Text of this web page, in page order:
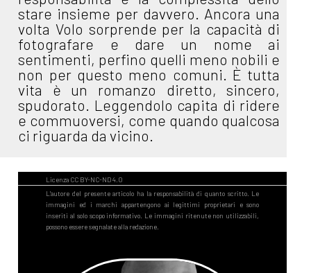
stare insieme per davvero. Ancora una
volta Volo sorprende per la capacità di
fotografare e dare un nome ai
sentimenti, perfino quelli meno nobili e
non per questo meno comuni. È tutta
vita è un romanzo diretto, sincero,
spudorato. Leggendolo capita di ridere
e commuoversi, come quando qualcosa
ci riguarda da vicino.